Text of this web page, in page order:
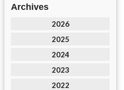
Archives
2026
2025
2024
2023
2022